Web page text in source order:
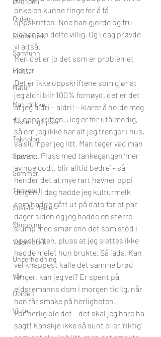
Orden
Romantikk
Samfunn
Planter
Natur
Mat_drikke
Tester og tipser
Teknologi
Sponset
Sommer
Tanketull
Sosiale Medier
Shopping
Valen-Utvik
Underholdning
Vår
Uorden
Vinter
onkelen kunne ringe for å få
oppskriften. Noe han gjorde og fru
Johansen delte villig. Og i dag prøvde
vi altså.
Men det er jo det som er problemet
mitt.
Det er ikke oppskriftene som gjør at
jeg aldri blir 100% fornøyd, det er det
at jeg aldri – aldri! – klarer å holde meg
til oppskriften. Jeg er for utålmodig,
så om jeg ikke har alt jeg trenger i hus,
så slumper jeg litt. Man tager vad man
haver… Pluss med tankegangen ‘mer
av noe godt, blir alltid bedre’ – så
hender det at mye rart havner oppi
deigen. I dag hadde jeg kulturmelk
som hadde gått ut på dato for et par
dager siden og jeg hadde en større
slump med smør enn det som stod i
oppskriften, pluss at jeg slettes ikke
hadde melet hun brukte. Så jada. Kan
vel knappest kalle det samme brød
lenger, kan jeg vel? Er spent på
eldstemanns dom i morgen tidlig, når
han får smake på herligheten.
For herlig ble det – det skal jeg bare ha
sagt! Kanskje ikke så sunt eller ‘riktig’